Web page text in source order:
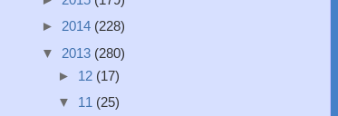
► 2014 (228)
▼ 2013 (280)
► 12 (17)
▼ 11 (25)